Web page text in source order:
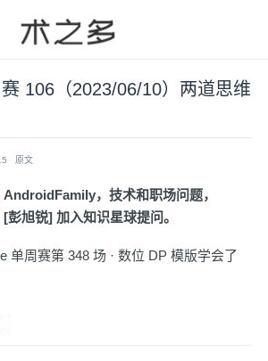
106（2023/06/10）两道思维
原文
AndroidFamily，技术和职场问题，
彭旭锐] 加入知识星球提问。
单周赛第 348 场 · 数位 DP 模版学会了